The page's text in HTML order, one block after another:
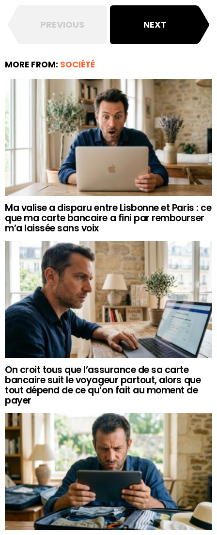
PREVIOUS NEXT
MORE FROM: SOCIÉTÉ
Ma valise a disparu entre Lisbonne et Paris : ce
que ma carte bancaire a fini par rembourser
m’a laissée sans voix
On croit tous que l’assurance de sa carte
bancaire suit le voyageur partout, alors que
tout dépend de ce qu’on fait au moment de
payer